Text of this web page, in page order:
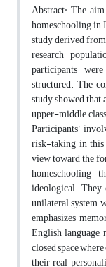
Abstract: The
homeschooling in
study derived
research
participants
structured. The
study showed
upper-middle
Participants’
risk-taking in this
view toward the
homeschooling
ideological. They
unilateral system,
emphasizes
English
closed space
their real